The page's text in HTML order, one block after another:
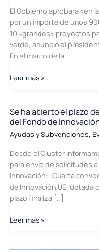
El Gobierno aprobará «en
por un importe de unos
10 «grandes» proyectos
verde, anunció el
En el marco de la
Sánchez
a
la
producción
Hidrógeno
Verde
en
la
inauguración
GENERA
Leer más »
Se ha abierto el plazo
del Fondo de Innovación
Ayudas y Subvenciones,
Desde el Clúster
para envío de solicitudes
Innovación: Cuarta
de Innovación UE, dotada
plazo finaliza […]
Se
Leer más »